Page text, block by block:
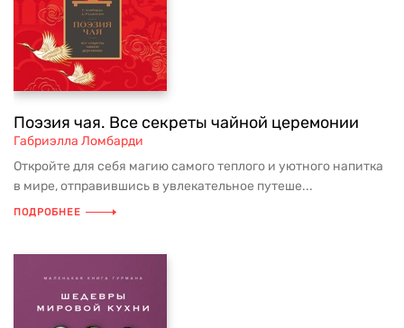
Поэзия чая. Все секреты чайной церемонии
Габриэлла Ломбарди
Откройте для себя магию самого теплого и уютного напитка
в мире, отправившись в увлекательное путеше...
ПОДРОБНЕЕ